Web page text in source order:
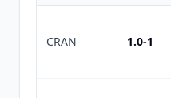
CRAN 1.0-1